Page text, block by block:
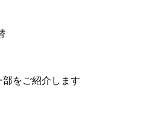
をご紹介します